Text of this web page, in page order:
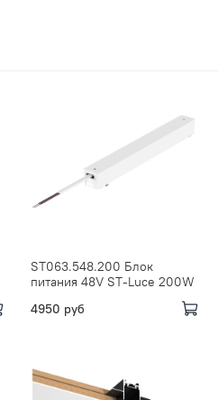
ST063.548.200 Блок
питания 48V ST-Luce 200W
4950 руб